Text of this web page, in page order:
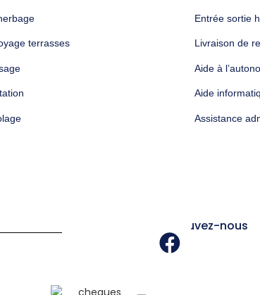
terrasses
Entrée sortie
Livraison de
Aide à
Aide
Assistance
Retrouvez-nous